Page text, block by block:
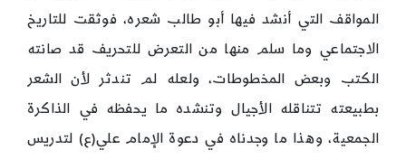
المواقف التي أنشد فيها أبو طالب شعره، فوثقت للتاريخ
الاجتماعي وما سلم منها من التعرض للتحريف قد صانته
الكتب وبعض المخطوطات، ولعله لم تندثر لأن الشعر
بطبيعته تتناقله الأجيال وتنشده ما يحفظه في الذاكرة
الجمعية، وهذا ما وجدناه في دعوة الإمام علي(ع) لتدريس